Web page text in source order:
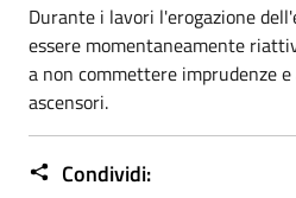
Durante i lavori l'erogazione
essere momentaneamente
a non commettere imprudenze
ascensori.
Condividi: